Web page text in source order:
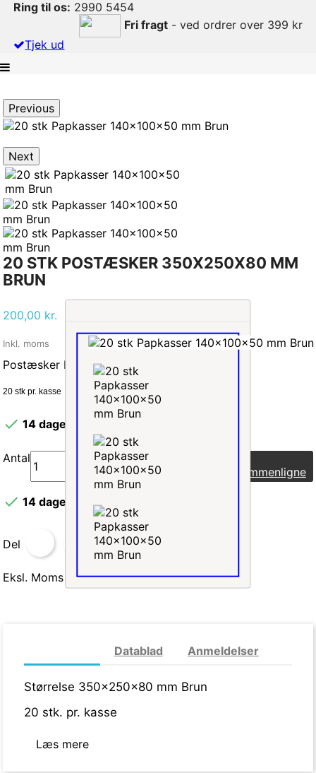
Ring til os: 2990 5454
Fri fragt- ved ordrer over 399 kr
Tjek ud
Previous
Next
20 STK POSTÆSKER 350X250X80 MM
BRUN
200,00 kr.
Inkl. moms
Postæsker brun 350 x250x80 mm
20 stk pr. kasse
 14 dages leveringstid
Antal
Læg i indkøbskurv Sammenligne
 14 dages leveringstid
Del
Eksl. Moms Inkl. Moms
Datablad Anmeldelser
Størrelse 350x250x80 mm Brun
20 stk. pr. kasse
Læs mere